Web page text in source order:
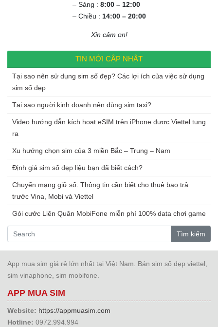
– Sáng : 8:00 – 12:00
– Chiều : 14:00 – 20:00
Xin cảm ơn!
TIN MỚI CẬP NHẬT
Tại sao nên sử dụng sim số đẹp? Các lợi ích của việc sử dụng
sim số đẹp
Tại sao người kinh doanh nên dùng sim taxi?
Video hướng dẫn kích hoạt eSIM trên iPhone được Viettel tung
ra
Xu hướng chọn sim của 3 miền Bắc – Trung – Nam
Định giá sim số đẹp liệu bạn đã biết cách?
Chuyển mạng giữ số: Thông tin cần biết cho thuê bao trả
trước Vina, Mobi và Viettel
Gói cước Liên Quân MobiFone miễn phí 100% data chơi game
Tìm kiếm
App mua sim giá rẻ lớn nhất tại Việt Nam. Bán sim số đẹp viettel,
sim vinaphone, sim mobifone.
APP MUA SIM
Website: https://appmuasim.com
Hotline: 0972.994.994